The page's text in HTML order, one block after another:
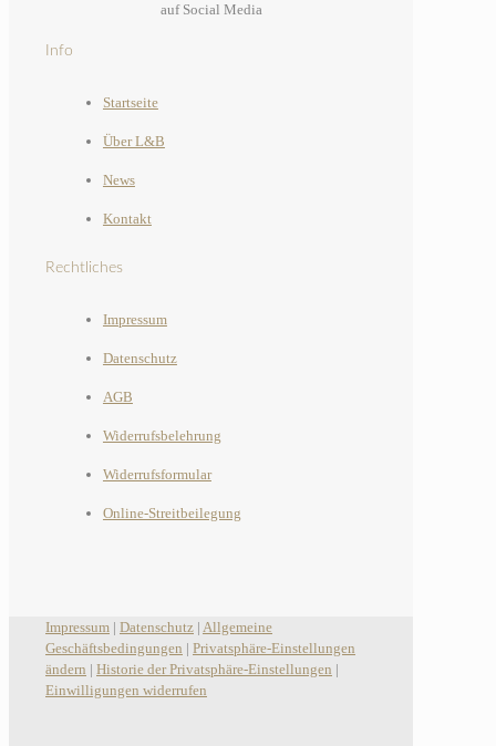
auf Social Media
Info
Startseite
Über L&B
News
Kontakt
Rechtliches
Impressum
Datenschutz
AGB
Widerrufsbelehrung
Widerrufsformular
Online-Streitbeilegung
Impressum | Datenschutz | Allgemeine
Geschäftsbedingungen | Privatsphäre-Einstellungen
ändern | Historie der Privatsphäre-Einstellungen |
Einwilligungen widerrufen